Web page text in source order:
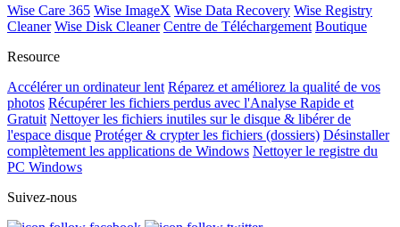
Wise Care 365 Wise ImageX Wise Data Recovery Wise Registry
Cleaner Wise Disk Cleaner Centre de Téléchargement Boutique
Resource
Accélérer un ordinateur lent Réparez et améliorez la qualité de vos
photos Récupérer les fichiers perdus avec l'Analyse Rapide et
Gratuit Nettoyer les fichiers inutiles sur le disque & libérer de
l'espace disque Protéger & crypter les fichiers (dossiers) Désinstaller
complètement les applications de Windows Nettoyer le registre du
PC Windows
Suivez-nous